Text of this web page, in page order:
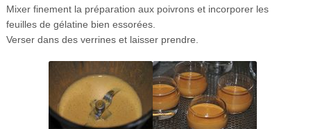
Mixer finement la préparation aux poivrons et incorporer les
feuilles de gélatine bien essorées.
Verser dans des verrines et laisser prendre.